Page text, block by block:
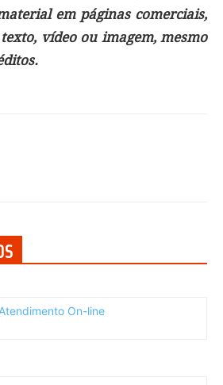
em páginas comerciais,
vídeo ou imagem, mesmo